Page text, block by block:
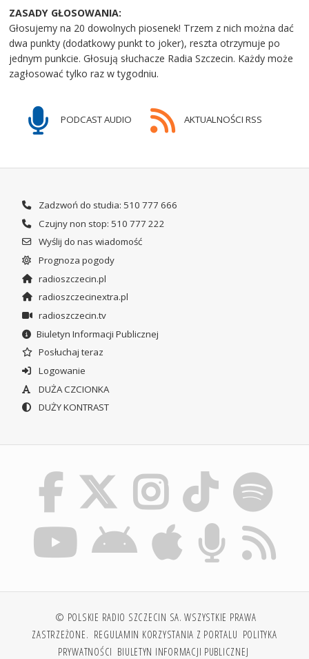
ZASADY GŁOSOWANIA:
Głosujemy na 20 dowolnych piosenek! Trzem z nich można dać
dwa punkty (dodatkowy punkt to joker), reszta otrzymuje po
jednym punkcie. Głosują słuchacze Radia Szczecin. Każdy może
zagłosować tylko raz w tygodniu.
PODCAST AUDIO AKTUALNOŚCI RSS
Zadzwoń do studia: 510 777 666
Czujny non stop: 510 777 222
Wyślij do nas wiadomość
Prognoza pogody
radioszczecin.pl
radioszczecinextra.pl
radioszczecin.tv
Biuletyn Informacji Publicznej
Posłuchaj teraz
Logowanie
DUŻA CZCIONKA
DUŻY KONTRAST
© POLSKIE RADIO SZCZECIN SA. WSZYSTKIE PRAWA
ZASTRZEŻONE. REGULAMIN KORZYSTANIA Z PORTALU POLITYKA
PRYWATNOŚCI BIULETYN INFORMACJI PUBLICZNEJ